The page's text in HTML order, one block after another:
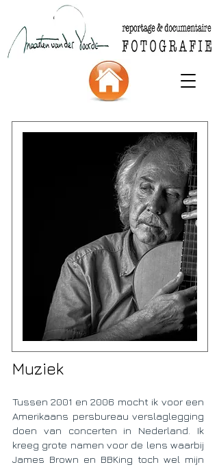
Muziek
Tussen 2001 en 2006 mocht ik voor een
Amerikaans persbureau verslaglegging
doen van concerten in Nederland. Ik
kreeg grote namen voor de lens waarbij
James Brown en BBKing toch wel mijn